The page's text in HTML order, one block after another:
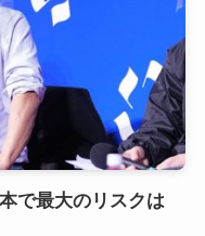
で最大のリスクは